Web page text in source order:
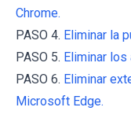
Chrome.
PASO 4. Eliminar la
PASO 5. Eliminar
PASO 6. Eliminar
Microsoft Edge.